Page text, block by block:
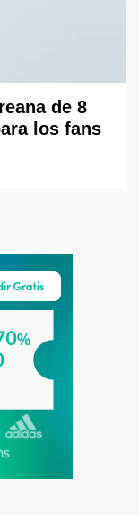
de 8
los fans